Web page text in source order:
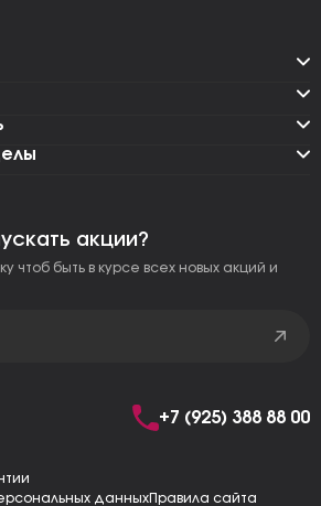
акции?
чтоб быть в курсе всех новых акций и
+7 (925) 388 88 00
данныхПравила сайта